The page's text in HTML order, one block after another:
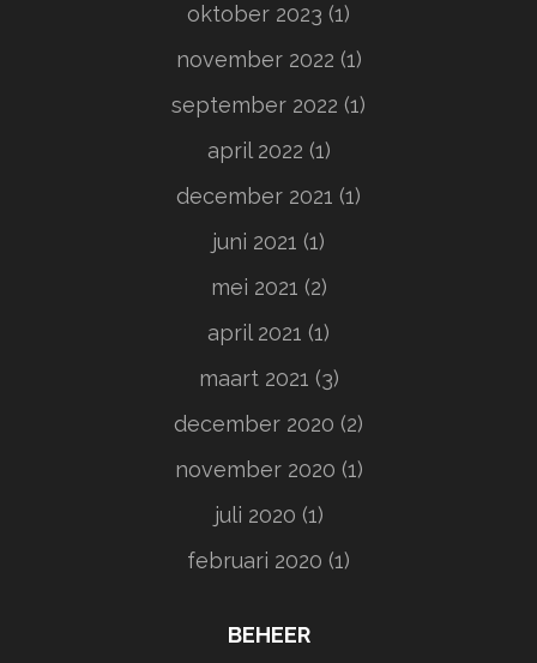
oktober 2023 (1)
november 2022 (1)
september 2022 (1)
april 2022 (1)
december 2021 (1)
juni 2021 (1)
mei 2021 (2)
april 2021 (1)
maart 2021 (3)
december 2020 (2)
november 2020 (1)
juli 2020 (1)
februari 2020 (1)
BEHEER